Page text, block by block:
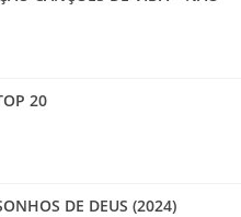
20
DE DEUS (2024)